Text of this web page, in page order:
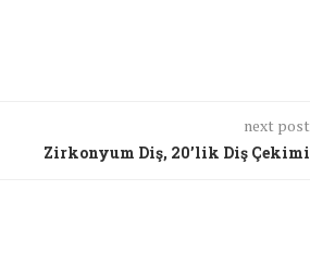
next post
Zirkonyum Diş, 20’lik Diş Çekimi